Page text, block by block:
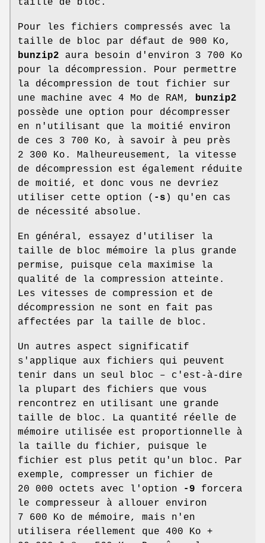
taille de bloc.
Pour les fichiers compressés avec la
taille de bloc par défaut de 900 Ko,
bunzip2 aura besoin d'environ 3 700 Ko
pour la décompression. Pour permettre
la décompression de tout fichier sur
une machine avec 4 Mo de RAM, bunzip2
possède une option pour décompresser
en n'utilisant que la moitié environ
de ces 3 700 Ko, à savoir à peu près
2 300 Ko. Malheureusement, la vitesse
de décompression est également réduite
de moitié, et donc vous ne devriez
utiliser cette option ( -s ) qu'en cas
de nécessité absolue.
En général, essayez d'utiliser la
taille de bloc mémoire la plus grande
permise, puisque cela maximise la
qualité de la compression atteinte.
Les vitesses de compression et de
décompression ne sont en fait pas
affectées par la taille de bloc.
Un autres aspect significatif
s'applique aux fichiers qui peuvent
tenir dans un seul bloc – c'est-à-dire
la plupart des fichiers que vous
rencontrez en utilisant une grande
taille de bloc. La quantité réelle de
mémoire utilisée est proportionnelle à
la taille du fichier, puisque le
fichier est plus petit qu'un bloc. Par
exemple, compresser un fichier de
20 000 octets avec l'option
-9 forcera
le compresseur à allouer environ
7 600 Ko de mémoire, mais n'en
utilisera réellement que 400 Ko +